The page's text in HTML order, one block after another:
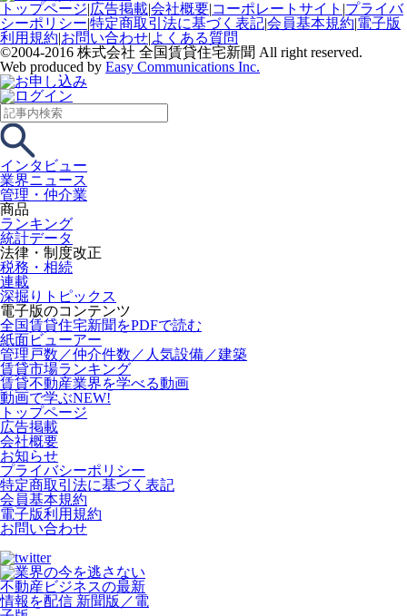
トップページ|広告掲載|会社概要|コーポレートサイト |プライバ
シーポリシー|特定商取引法に基づく表記|会員基本規約|電子版
利用規約|お問い合わせ|よくある質問
©2004-2016 株式会社 全国賃貸住宅新聞 All right reserved.
Web produced by Easy Communications Inc.
インタビュー
業界ニュース
管理・仲介業
商品
ランキング
統計データ
法律・制度改正
税務・相続
連載
深掘りトピックス
電子版のコンテンツ
全国賃貸住宅新聞をPDFで読む
紙面ビューアー
管理戸数／仲介件数／人気設備／建築
賃貸市場ランキング
賃貸不動産業界を学べる動画
動画で学ぶNEW!
トップページ
広告掲載
会社概要
お知らせ
プライバシーポリシー
特定商取引法に基づく表記
会員基本規約
電子版利用規約
お問い合わせ